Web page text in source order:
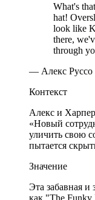
What's
hat!
look like
there,
through
— Алекс
Контекст
Алекс и
«Новый
уличить свою
пытается
Значение
Эта забавная и
как "The Funky